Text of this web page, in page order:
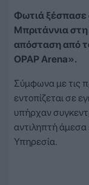
Φωτιά ξέσπασε
Μπριτάννια
απόσταση από
OPAP Arena».
Σύμφωνα με τις
εντοπίζεται σε
υπήρχαν
αντιληπτή άμεσα
Υπηρεσία.